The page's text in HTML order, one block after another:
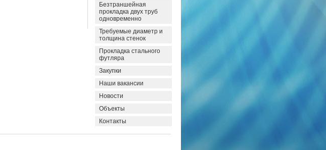
Безтраншейная
прокладка двух труб
одновременно
Требуемые диаметр и
толщина стенок
Прокладка стального
футляра
Закупки
Наши вакансии
Новости
Объекты
Контакты